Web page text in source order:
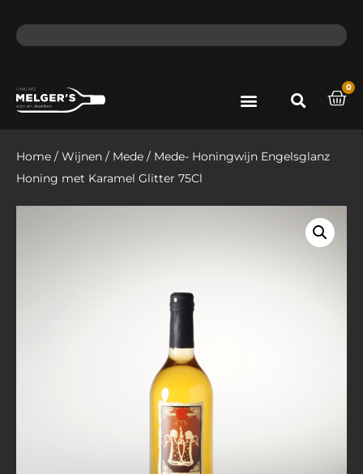
0
Home / Wijnen / Mede / Mede- Honingwijn Engelsglanz
Honing met Karamel Glitter 75Cl